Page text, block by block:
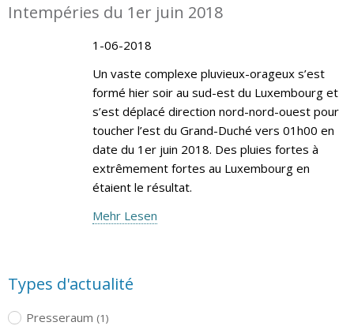
Intempéries du 1er juin 2018
1-06-2018
Un vaste complexe pluvieux-orageux s’est
formé hier soir au sud-est du Luxembourg et
s’est déplacé direction nord-nord-ouest pour
toucher l’est du Grand-Duché vers 01h00 en
date du 1er juin 2018. Des pluies fortes à
extrêmement fortes au Luxembourg en
étaient le résultat.
Mehr Lesen
Types d'actualité
Presseraum (1)